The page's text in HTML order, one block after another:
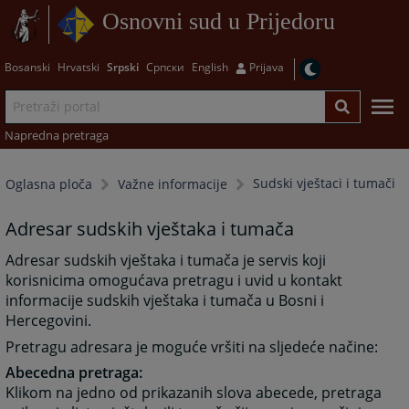
Osnovni sud u Prijedoru
Bosanski Hrvatski Srpski Српски English Prijava
Napredna pretraga
Oglasna ploča Važne informacije Sudski vještaci i tumači
Adresar sudskih vještaka i tumača
Adresar sudskih vještaka i tumača je servis koji
korisnicima omogućava pretragu i uvid u kontakt
informacije sudskih vještaka i tumača u Bosni i
Hercegovini.
Pretragu adresara je moguće vršiti na sljedeće načine:
Abecedna pretraga:
Klikom na jedno od prikazanih slova abecede, pretraga